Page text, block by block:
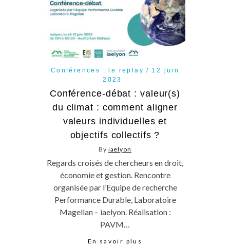
Conférences : le replay
12 juin
2023
Conférence-débat : valeur(s)
du climat : comment aligner
valeurs individuelles et
objectifs collectifs ?
By iaelyon
Regards croisés de chercheurs en droit,
économie et gestion. Rencontre
organisée par l’Equipe de recherche
Performance Durable, Laboratoire
Magellan – iaelyon. Réalisation :
PAVM…
En savoir plus